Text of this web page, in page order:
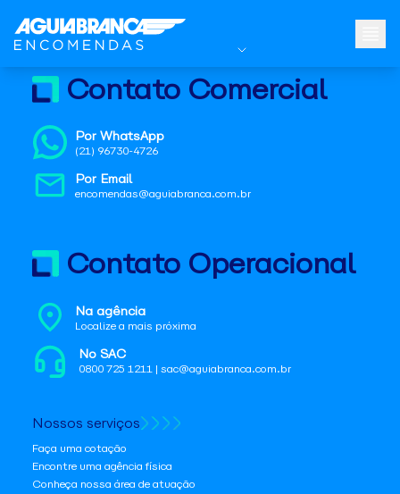
Contato Comercial
Por WhatsApp
(21) 96730-4726
Por Email
encomendas@aguiabranca.com.br
Contato Operacional
Na agência
Localize a mais próxima
No SAC
0800 725 1211 | sac@aguiabranca.com.br
Nossos serviços
Faça uma cotação
Encontre uma agência física
Conheça nossa área de atuação